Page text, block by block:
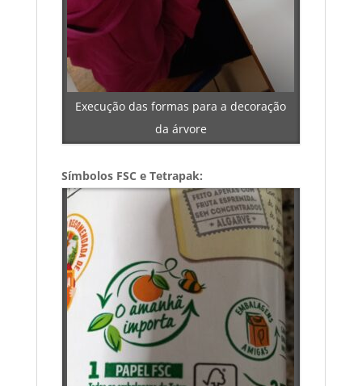
Execução das formas para a decoração
da árvore
Símbolos FSC e Tetrapak: